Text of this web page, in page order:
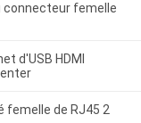
connecteur femelle
d'USB HDMI
femelle de RJ45 2